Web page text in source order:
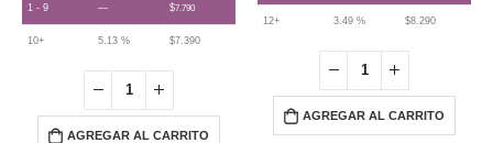
1 - 9 — $7.790
10+ 5.13 % $7.390
AGREGAR AL CARRITO
12+ 3.49 % $8.290
AGREGAR AL CARRITO